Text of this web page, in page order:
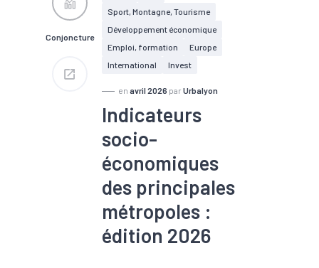
Conjoncture
Sport, Montagne, Tourisme
Développement économique
Emploi, formation
Europe
International
Invest
en avril 2026 par Urbalyon
Indicateurs
socio-
économiques
des principales
métropoles :
édition 2026